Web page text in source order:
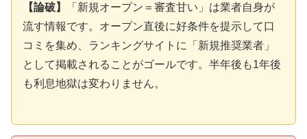
【論破】
「新規オープン＝審査甘い」は業者自身が
流す情報です。オープン直後に好条件を提示して口
コミを集め、ランキングサイトに「新規推奨業者」
として掲載されることがゴールです。半年後も1年後
も利息地獄は変わりません。